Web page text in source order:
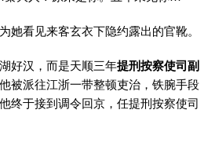
她看见来客玄衣下隐约露出的官靴。
好汉，而是天顺三年提刑按察使司副
被派往江浙一带整顿吏治，铁腕手段
终于接到调令回京，任提刑按察使司